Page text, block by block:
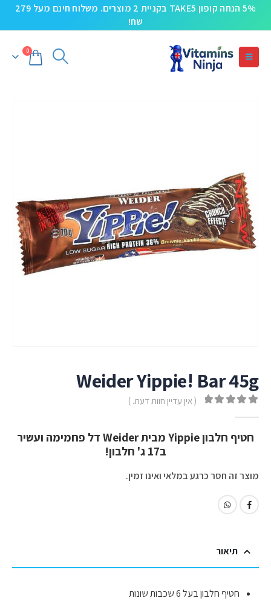
5% הנחה קופון TAKE5 בקניית 2 מוצרים. משלוח חינם מעל 279
שח!
0
Weider Yippie! Bar 45g
( אין עדיין חוות דעת. )
חטיף חלבון Yippie מבית Weider דל פחמימה ועשיר
ב17 ג' חלבון!
מוצר זה חסר כרגע במלאי ואינו זמין.
תיאור
חטיף חלבון בעל 6 שכבות שונות